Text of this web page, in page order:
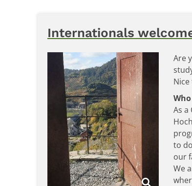
Internationals
Are
As a
to
our
We